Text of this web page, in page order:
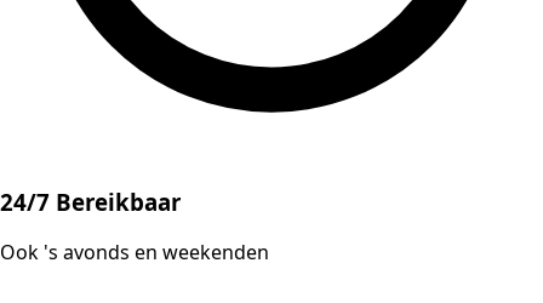
24/7 Bereikbaar
Ook 's avonds en weekenden